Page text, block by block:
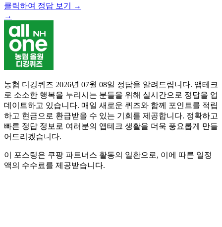
클릭하여 정답 보기 →
→
농협 디깅퀴즈 2026년 07월 08일 정답을 알려드립니다. 앱테크
로 소소한 행복을 누리시는 분들을 위해 실시간으로 정답을 업
데이트하고 있습니다. 매일 새로운 퀴즈와 함께 포인트를 적립
하고 현금으로 환급받을 수 있는 기회를 제공합니다. 정확하고
빠른 정답 정보로 여러분의 앱테크 생활을 더욱 풍요롭게 만들
어드리겠습니다.
이 포스팅은 쿠팡 파트너스 활동의 일환으로, 이에 따른 일정
액의 수수료를 제공받습니다.